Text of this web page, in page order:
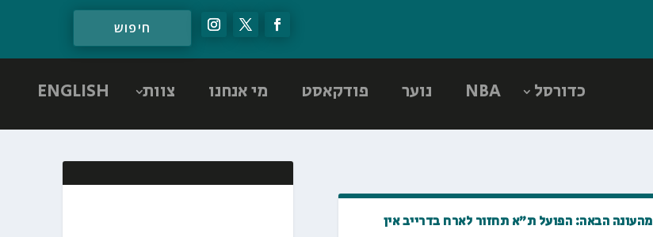
כדורסל NBA נוער פודקאסט מי אנחנו צוות ENGLISH
מהעונה הבאה: הפועל ת״א תחזור לארח בדרייב אין